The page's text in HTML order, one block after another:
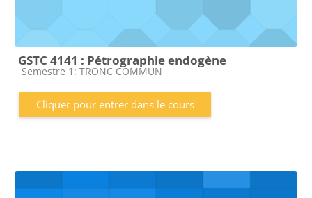
GSTC 4141 : Pétrographie endogène
Catégorie de cours
Semestre 1: TRONC COMMUN
Cliquer pour entrer dans le cours